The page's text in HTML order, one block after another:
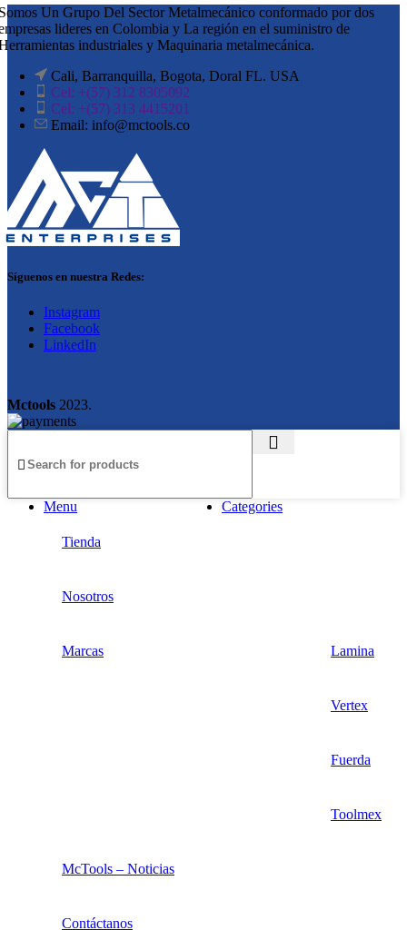
Un Grupo Del Sector Metalmecánico conformado por dos
lideres en Colombia y La región en el suministro de
industriales y Maquinaria metalmecánica.
Cali, Barranquilla, Bogota, Doral FL. USA
Cel: +(57) 312 8305092
Cel: +(57) 313 4415201
Email: info@mctools.co
Síguenos en nuestra Redes:
Instagram
Facebook
LinkedIn
Mctools 2023.
Menu Categories
Tienda
Nosotros
Marcas Lamina
Vertex
Fuerda
Toolmex
McTools – Noticias
Contáctanos